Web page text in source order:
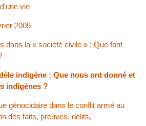
vie
2005
dans la « société civile » : Que font
indigène : Que nous ont donné et
indigènes ?
génocidaire dans le conflit armé au
des faits, preuves, délits,